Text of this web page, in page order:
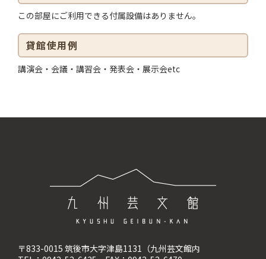
この部屋にご利用できる付属設備はありません。
貸館使用例
講演会・会議・講習会・発表会・展示会etc
〒833-0015 筑後市大字津島1131（九州芸文館内